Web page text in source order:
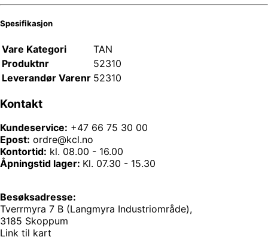
Spesifikasjon
Vare Kategori
TAN
Produktnr
52310
Leverandør Varenr 52310
Kontakt
Kundeservice: +47 66 75 30 00
Epost: ordre@kcl.no
Kontortid: kl. 08.00 - 16.00
Åpningstid lager: Kl. 07.30 - 15.30
Besøksadresse:
Tverrmyra 7 B (Langmyra Industriområde),
3185 Skoppum
Link til kart